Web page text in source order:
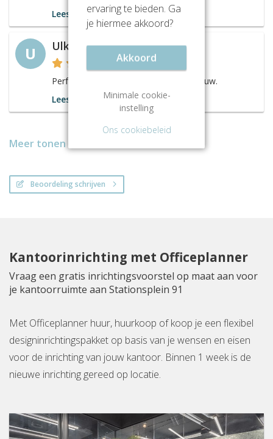
Lees meer
U Ulke
Perfecte ligging voor een kantoorgebouw.
Lees meer
Meer tonen
Beoordeling schrijven
Kantoorinrichting met Officeplanner
Vraag een gratis inrichtingsvoorstel op maat aan voor
je kantoorruimte aan Stationsplein 91
Met Officeplanner huur, huurkoop of koop je een flexibel
designinrichtingspakket op basis van je wensen en eisen
voor de inrichting van jouw kantoor. Binnen 1 week is de
nieuwe inrichting gereed op locatie.
ervaring te bieden. Ga
je hiermee akkoord?
Akkoord
Minimale cookie-
instelling
Ons cookiebeleid